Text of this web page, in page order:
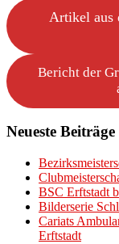
Artikel aus
Bericht der
Neueste Beiträge
BSC Erftstadt
Bilderserie
Cariats
Erftstadt